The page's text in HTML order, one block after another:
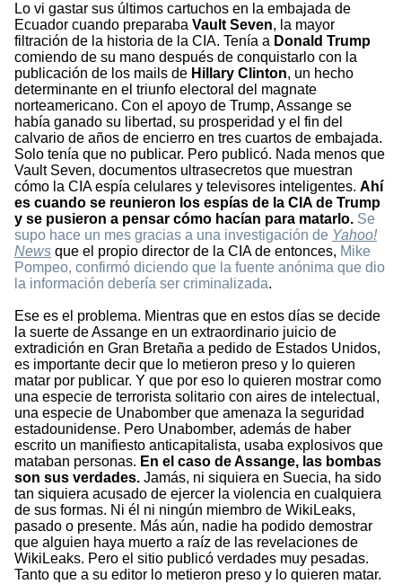
Lo vi gastar sus últimos cartuchos en la embajada de
Ecuador cuando preparaba Vault Seven, la mayor
filtración de la historia de la CIA. Tenía a Donald Trump
comiendo de su mano después de conquistarlo con la
publicación de los mails de Hillary Clinton, un hecho
determinante en el triunfo electoral del magnate
norteamericano. Con el apoyo de Trump, Assange se
había ganado su libertad, su prosperidad y el fin del
calvario de años de encierro en tres cuartos de embajada.
Solo tenía que no publicar. Pero publicó. Nada menos que
Vault Seven, documentos ultrasecretos que muestran
cómo la CIA espía celulares y televisores inteligentes. Ahí
es cuando se reunieron los espías de la CIA de Trump
y se pusieron a pensar cómo hacían para matarlo. Se
supo hace un mes gracias a una investigación de Yahoo!
News que el propio director de la CIA de entonces, Mike
Pompeo, confirmó diciendo que la fuente anónima que dio
la información debería ser criminalizada.
Ese es el problema. Mientras que en estos días se decide
la suerte de Assange en un extraordinario juicio de
extradición en Gran Bretaña a pedido de Estados Unidos,
es importante decir que lo metieron preso y lo quieren
matar por publicar. Y que por eso lo quieren mostrar como
una especie de terrorista solitario con aires de intelectual,
una especie de Unabomber que amenaza la seguridad
estadounidense. Pero Unabomber, además de haber
escrito un manifiesto anticapitalista, usaba explosivos que
mataban personas. En el caso de Assange, las bombas
son sus verdades. Jamás, ni siquiera en Suecia, ha sido
tan siquiera acusado de ejercer la violencia en cualquiera
de sus formas. Ni él ni ningún miembro de WikiLeaks,
pasado o presente. Más aún, nadie ha podido demostrar
que alguien haya muerto a raíz de las revelaciones de
WikiLeaks. Pero el sitio publicó verdades muy pesadas.
Tanto que a su editor lo metieron preso y lo quieren matar.